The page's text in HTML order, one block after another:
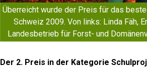
Überreicht wurde der Preis für das
Schweiz 2009. Von links: Linda Fäh,
Landesbetrieb für Forst- und
Der 2. Preis in der Kategorie